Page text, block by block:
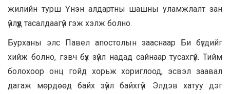
жилийн турш Үнэн алдартны шашны уламжлалт зан
үйлүүд тасалдаагүй гэж хэлж болно.
Бурханы элс Павел апостолын зааснаар Би бүгдийг
хийж болно, гэвч бүх зүйл надад сайнаар тусахгүй. Тийм
болохоор онц гойд хорьж хориглоод, эсвэл заавал
дагаж мөрдөөд байх зүйл байхгүй. Элдэв хатуу дэг